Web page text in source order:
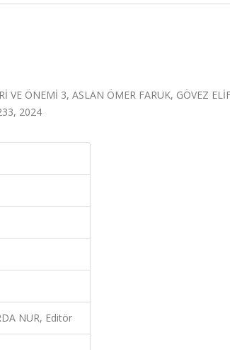
VE ÖNEMİ 3, ASLAN ÖMER FARUK, GÖVEZ
2024
NUR, Editör